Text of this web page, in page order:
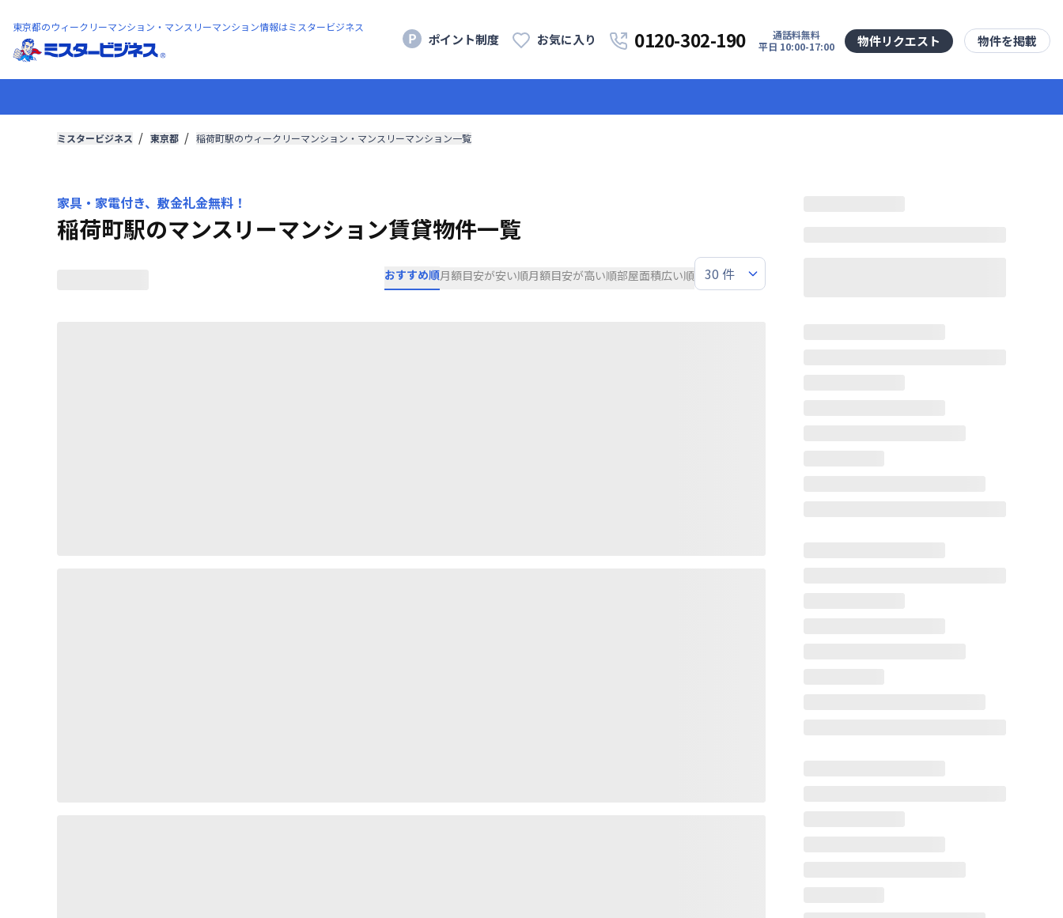
東京都のウィークリーマンション・マンスリーマンション情報はミスタービジネス
ポイント制度 お気に入り 0120-302-190
通話料無料
平日 10:00-17:00
物件リクエスト 物件を掲載
ミスタービジネス 東京都 稲荷町駅のウィークリーマンション・マンスリーマンション一覧
家具・家電付き、敷金礼金無料！
稲荷町駅のマンスリーマンション賃貸物件一覧
おすすめ順月額目安が安い順月額目安が高い順部屋面積広い順